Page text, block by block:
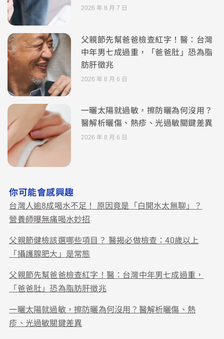
2026 年 8 月 7 日
父親節先幫爸爸檢查紅字！醫：台灣
中年男七成過重，「爸爸肚」恐為脂
肪肝徵兆
2026 年 8 月 6 日
一曬太陽就過敏，擦防曬為何沒用？
醫解析曬傷、熱疹、光過敏關鍵差異
2026 年 8 月 6 日
你可能會感興趣
台灣人逾8成喝水不足！ 原因竟是「白開水太無聊」？
營養師曝無痛喝水妙招
父親節健檢該選哪些項目？ 醫揭必做檢查：40歲以上
「攝護腺肥大」是常態
父親節先幫爸爸檢查紅字！醫：台灣中年男七成過重，
「爸爸肚」恐為脂肪肝徵兆
一曬太陽就過敏，擦防曬為何沒用？醫解析曬傷、熱
疹、光過敏關鍵差異